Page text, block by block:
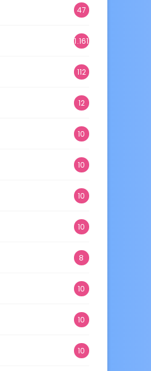
47
1.161
112
12
10
10
10
10
8
10
10
10